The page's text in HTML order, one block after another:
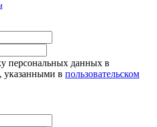
персональных данных в
указанными в пользовательском